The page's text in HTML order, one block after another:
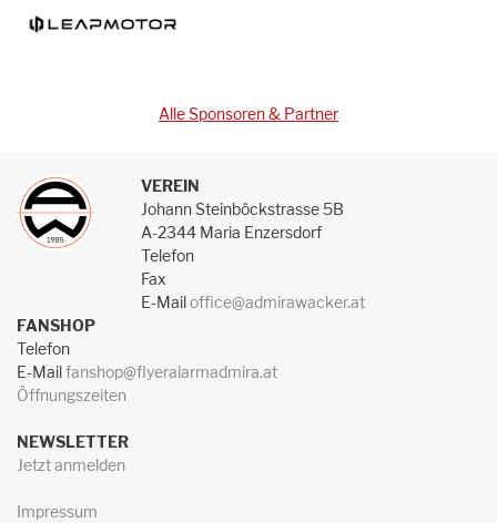
Alle Sponsoren & Partner
VEREIN
Johann Steinböckstrasse 5B
A-2344 Maria Enzersdorf
Telefon
Fax
E-Mailoffice@admirawacker.at
FANSHOP
Telefon
E-Mailfanshop@flyeralarmadmira.at
Öffnungszeiten
NEWSLETTER
Jetzt anmelden
Impressum